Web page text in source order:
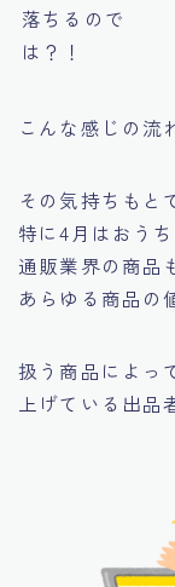
落ちるので
は？！
こんな感じの流
その気持ちもと
特に4月はおう
通販業界の商品
あらゆる商品の
扱う商品によっ
上げている出品